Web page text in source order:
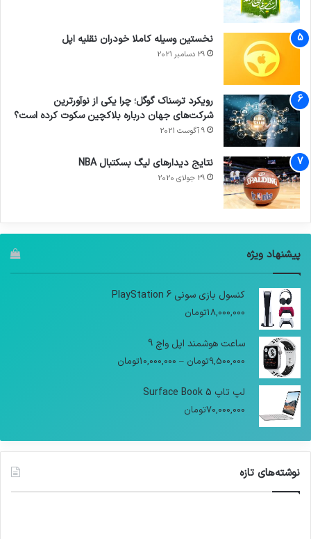
نخستین وسیله کاملا خودران نقلیه اپل
29 دسامبر 2021
رویکرد ترسناک گوگل؛ چرا یکی از نوآورترین
شرکت‌های جهان درباره بلاکچین سکوت کرده است؟
9 آگوست 2021
نتایج دیدار‌های لیگ بسکتبال NBA
29 جولای 2020
پیشنهاد ویژه
کنسول بازی سونی PlayStation 6
18,000,000تومان
ساعت هوشمند اپل واچ 9
9,500,000تومان –
10,000,000تومان
لپ تاپ Surface Book 5
70,000,000تومان
نوشته‌های تازه